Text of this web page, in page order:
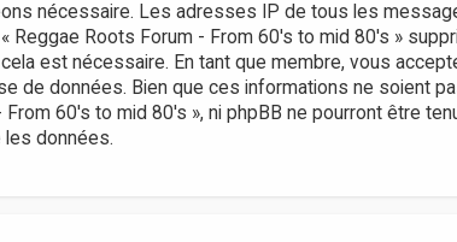
nécessaire. Les adresses IP de tous les
Reggae Roots Forum - From 60's to mid 80's »
est nécessaire. En tant que membre, vous
de données. Bien que ces informations ne soient
From 60's to mid 80's », ni phpBB ne pourront être
données.